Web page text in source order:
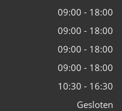
09:00 - 18:00
09:00 - 18:00
09:00 - 18:00
09:00 - 18:00
10:30 - 16:30
Gesloten